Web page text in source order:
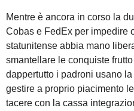
Mentre è ancora in corso la
Cobas e FedEx per impedire
statunitense abbia mano
smantellare le conquiste
dappertutto i padroni usano
gestire a proprio piacimento
tacere con la cassa